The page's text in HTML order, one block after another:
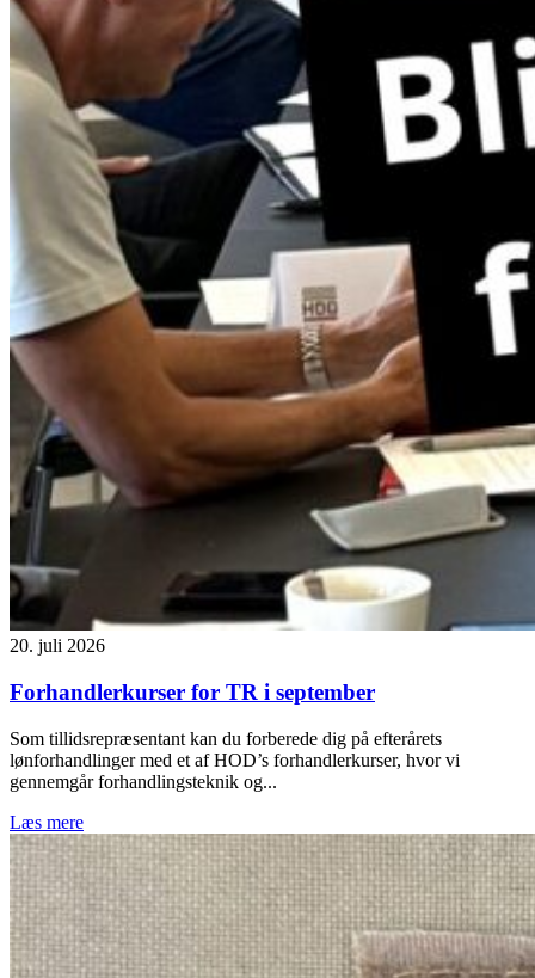
20. juli 2026
Forhandlerkurser for TR i september
Som tillidsrepræsentant kan du forberede dig på efterårets
lønforhandlinger med et af HOD’s forhandlerkurser, hvor vi
gennemgår forhandlingsteknik og...
Læs mere